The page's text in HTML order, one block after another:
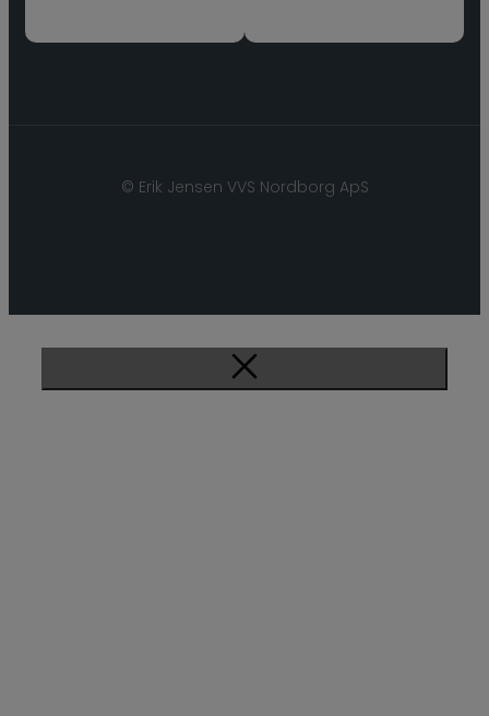
© ​Erik Jensen VVS Nordborg ApS